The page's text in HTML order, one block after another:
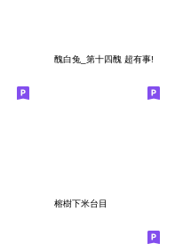
醜白兔_第十四醜 超有事!
榕樹下米台目